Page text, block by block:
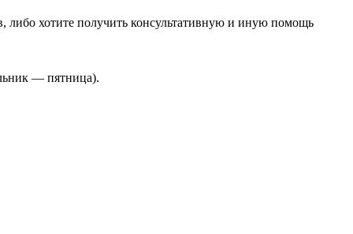
либо хотите получить консультативную и иную помощь
— пятница).